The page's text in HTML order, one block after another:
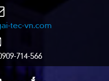
tec-vn.com
714-566